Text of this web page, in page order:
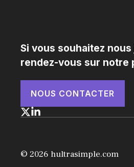
Si vous souhaitez
rendez-vous sur notre
NOUS CONTACTER
© 2026 hultrasimple.com